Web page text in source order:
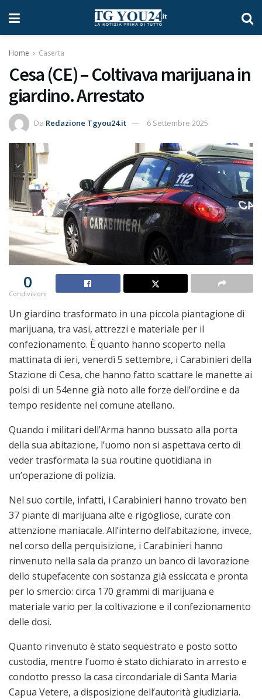
Home Caserta
Cesa (CE) – Coltivava marijuana in
giardino. Arrestato
Da Redazione Tgyou24.it 6 Settembre 2025
0
Condivisioni
Un giardino trasformato in una piccola piantagione di
marijuana, tra vasi, attrezzi e materiale per il
confezionamento. È quanto hanno scoperto nella
mattinata di ieri, venerdì 5 settembre, i Carabinieri della
Stazione di Cesa, che hanno fatto scattare le manette ai
polsi di un 54enne già noto alle forze dell’ordine e da
tempo residente nel comune atellano.
Quando i militari dell’Arma hanno bussato alla porta
della sua abitazione, l’uomo non si aspettava certo di
veder trasformata la sua routine quotidiana in
un’operazione di polizia.
Nel suo cortile, infatti, i Carabinieri hanno trovato ben
37 piante di marijuana alte e rigogliose, curate con
attenzione maniacale. All’interno dell’abitazione, invece,
nel corso della perquisizione, i Carabinieri hanno
rinvenuto nella sala da pranzo un banco di lavorazione
dello stupefacente con sostanza già essiccata e pronta
per lo smercio: circa 170 grammi di marijuana e
materiale vario per la coltivazione e il confezionamento
delle dosi.
Quanto rinvenuto è stato sequestrato e posto sotto
custodia, mentre l’uomo è stato dichiarato in arresto e
condotto presso la casa circondariale di Santa Maria
Capua Vetere, a disposizione dell’autorità giudiziaria.